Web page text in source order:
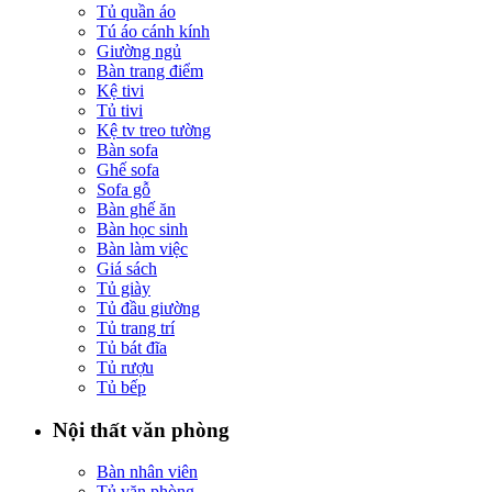
Tủ quần áo
Tú áo cánh kính
Giường ngủ
Bàn trang điểm
Kệ tivi
Tủ tivi
Kệ tv treo tường
Bàn sofa
Ghế sofa
Sofa gỗ
Bàn ghế ăn
Bàn học sinh
Bàn làm việc
Giá sách
Tủ giày
Tủ đầu giường
Tủ trang trí
Tủ bát đĩa
Tủ rượu
Tủ bếp
Nội thất văn phòng
Bàn nhân viên